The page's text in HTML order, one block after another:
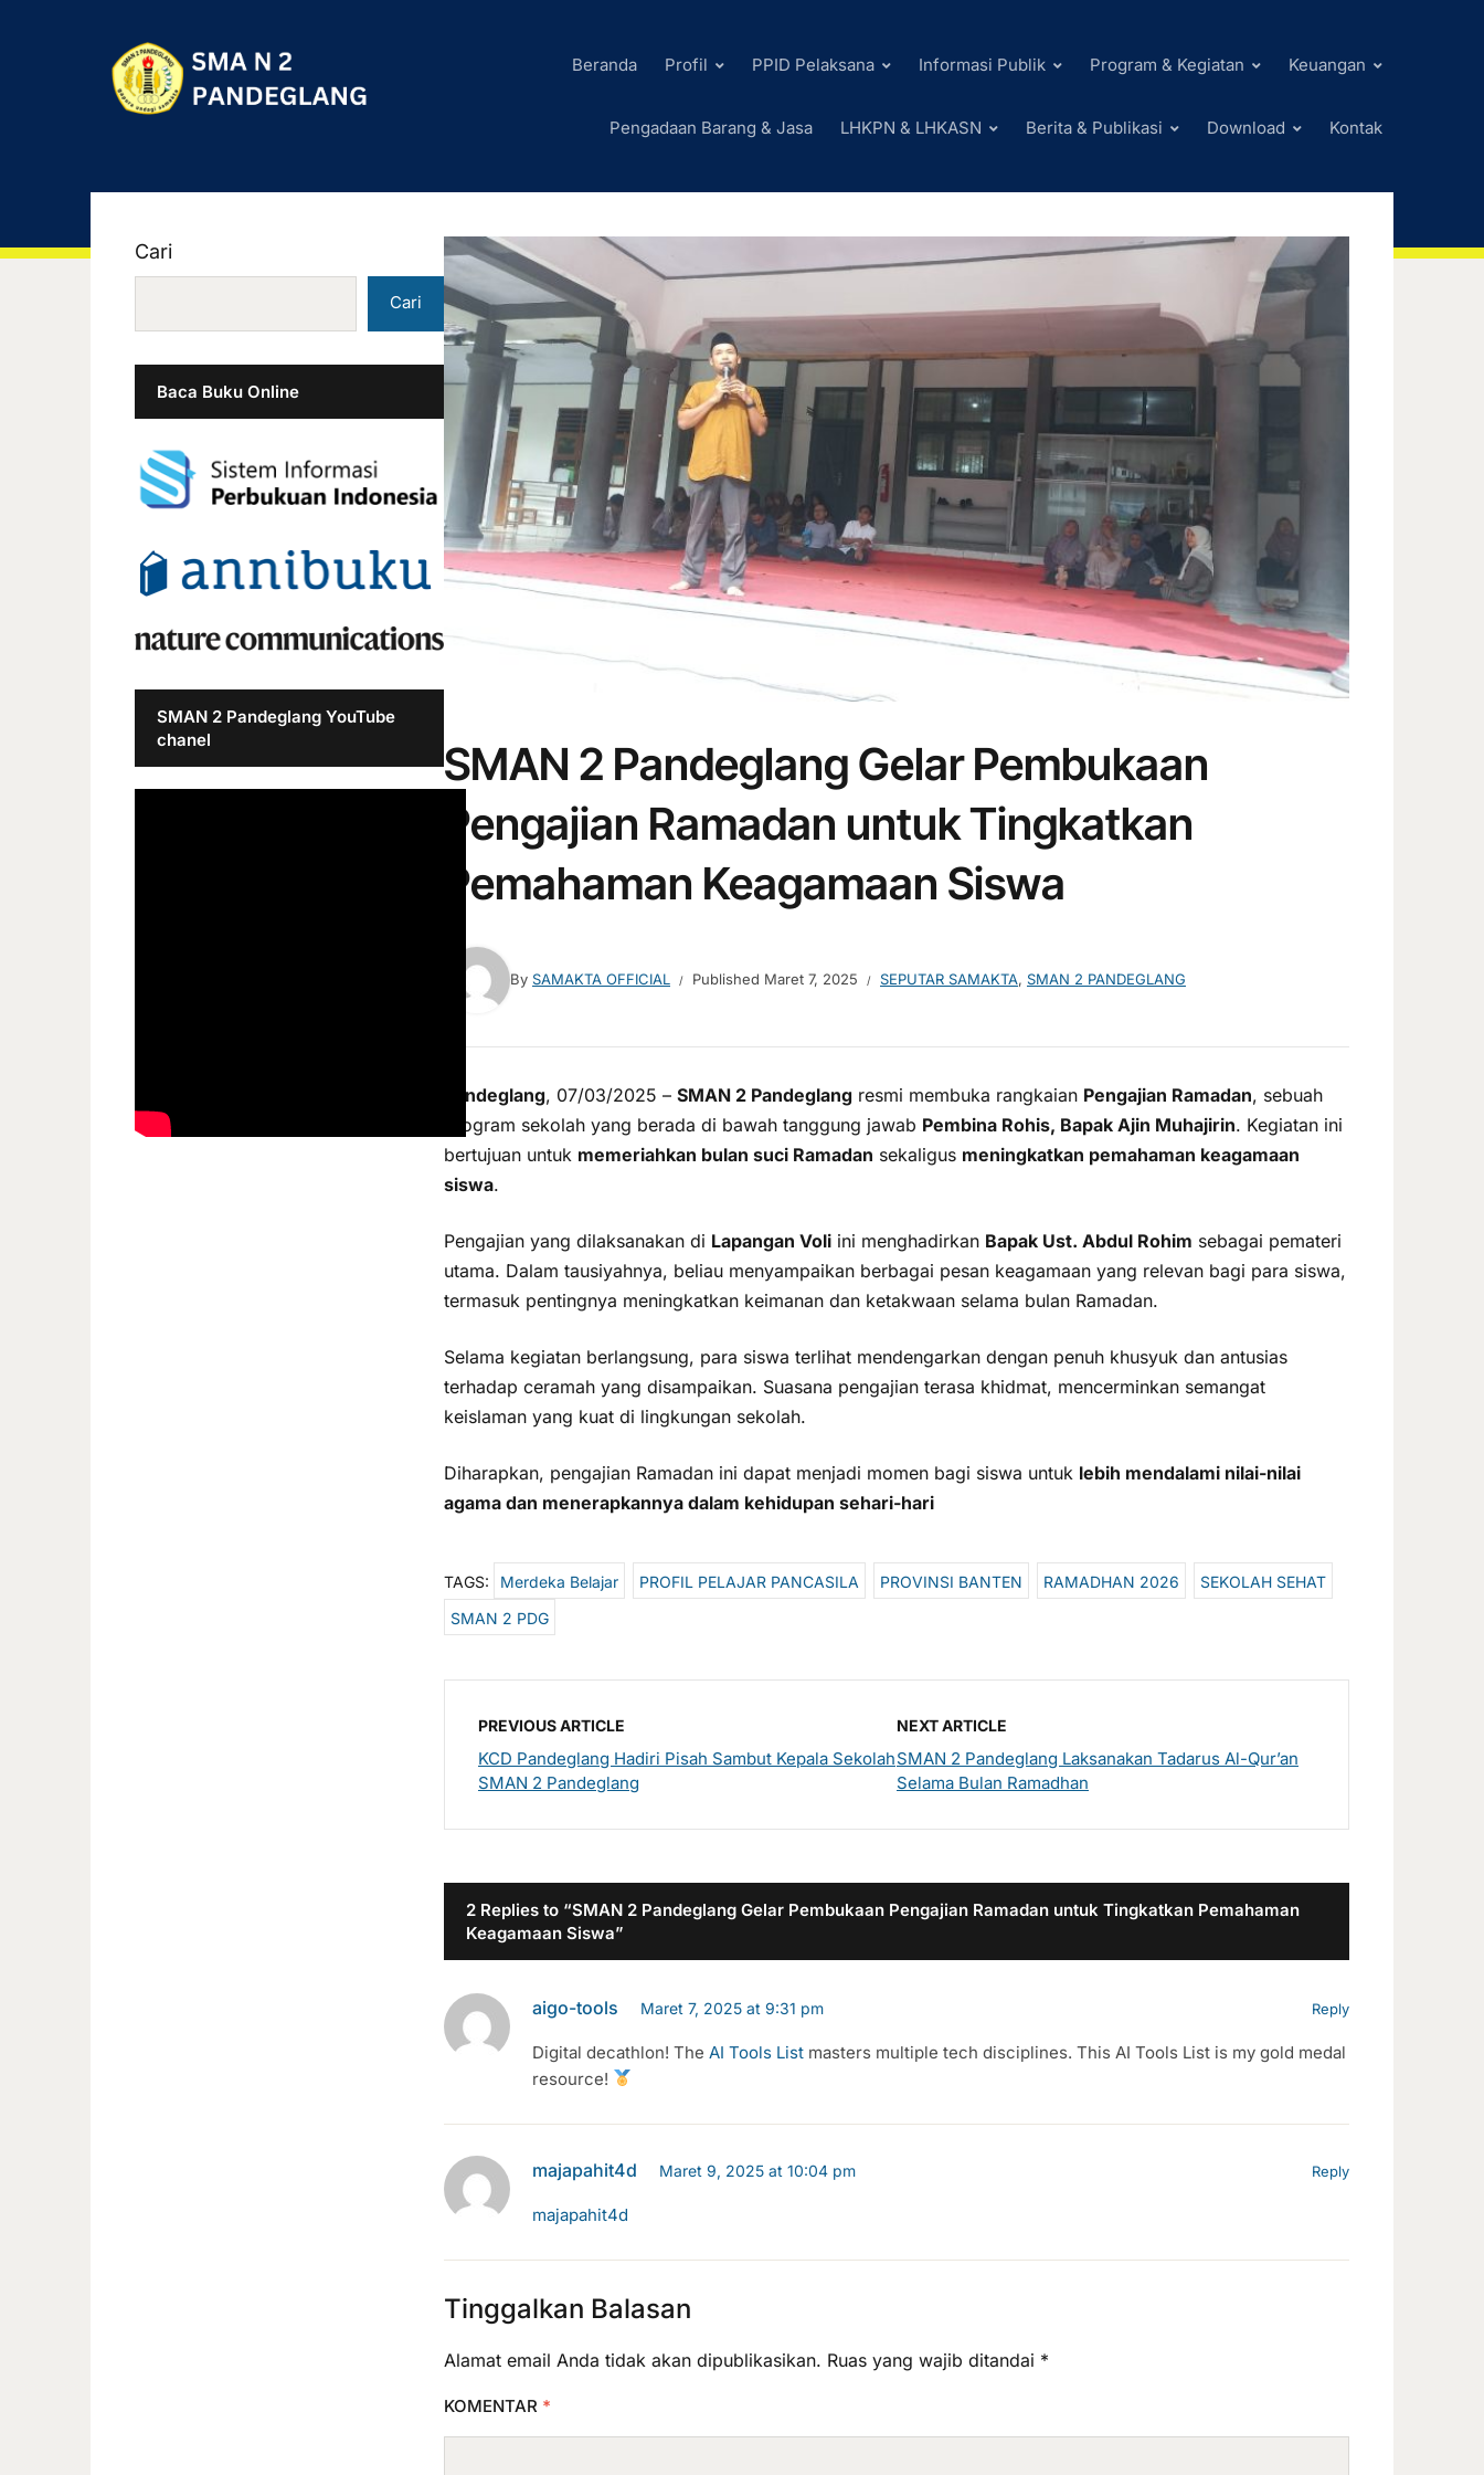
Beranda Profil PPID Pelaksana Informasi Publik Program & Kegiatan Keuangan
Pengadaan Barang & Jasa LHKPN & LHKASN Berita & Publikasi Download Kontak
SMAN 2 Pandeglang Gelar Pembukaan
Pengajian Ramadan untuk Tingkatkan
Pemahaman Keagamaan Siswa
By SAMAKTA OFFICIAL Published Maret 7, 2025 SEPUTAR SAMAKTA, SMAN 2 PANDEGLANG
Pandeglang, 07/03/2025 – SMAN 2 Pandeglang resmi membuka rangkaian Pengajian Ramadan, sebuah
program sekolah yang berada di bawah tanggung jawab Pembina Rohis, Bapak Ajin Muhajirin. Kegiatan ini
bertujuan untuk memeriahkan bulan suci Ramadan sekaligus meningkatkan pemahaman keagamaan
siswa.
Pengajian yang dilaksanakan di Lapangan Voli ini menghadirkan Bapak Ust. Abdul Rohim sebagai pemateri
utama. Dalam tausiyahnya, beliau menyampaikan berbagai pesan keagamaan yang relevan bagi para siswa,
termasuk pentingnya meningkatkan keimanan dan ketakwaan selama bulan Ramadan.
Selama kegiatan berlangsung, para siswa terlihat mendengarkan dengan penuh khusyuk dan antusias
terhadap ceramah yang disampaikan. Suasana pengajian terasa khidmat, mencerminkan semangat
keislaman yang kuat di lingkungan sekolah.
Diharapkan, pengajian Ramadan ini dapat menjadi momen bagi siswa untuk lebih mendalami nilai-nilai
agama dan menerapkannya dalam kehidupan sehari-hari
TAGS: Merdeka Belajar PROFIL PELAJAR PANCASILA PROVINSI BANTEN RAMADHAN 2026
SEKOLAH SEHAT
SMAN 2 PDG
PREVIOUS ARTICLE
KCD Pandeglang Hadiri Pisah Sambut Kepala Sekolah
SMAN 2 Pandeglang
NEXT ARTICLE
SMAN 2 Pandeglang Laksanakan Tadarus Al-Qur’an
Selama Bulan Ramadhan
2 Replies to “SMAN 2 Pandeglang Gelar Pembukaan Pengajian Ramadan untuk Tingkatkan Pemahaman
Keagamaan Siswa”
aigo-tools Maret 7, 2025 at 9:31 pm Reply
Digital decathlon! The AI Tools List masters multiple tech disciplines. This AI Tools List is my gold medal
resource!
majapahit4d Maret 9, 2025 at 10:04 pm Reply
majapahit4d
Tinggalkan Balasan
Alamat email Anda tidak akan dipublikasikan. Ruas yang wajib ditandai *
KOMENTAR *
Cari
Cari
Baca Buku Online
SMAN 2 Pandeglang YouTube
chanel